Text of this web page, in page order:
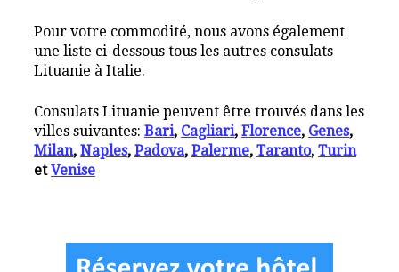
Pour votre commodité, nous avons également
une liste ci-dessous tous les autres consulats
Lituanie à Italie.
Consulats Lituanie peuvent être trouvés dans les
villes suivantes:Bari, Cagliari,Florence, Genes,
Milan,Naples,Padova,Palerme,Taranto,Turin
etVenise